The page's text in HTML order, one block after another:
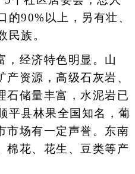
的90%以上，另有壮、
民族。
经济特色明显。山
资源，高级石灰岩、
石储量丰富，水泥岩已
平县林果全国知名，葡
市场有一定声誉。东南
棉花、花生、豆类等产